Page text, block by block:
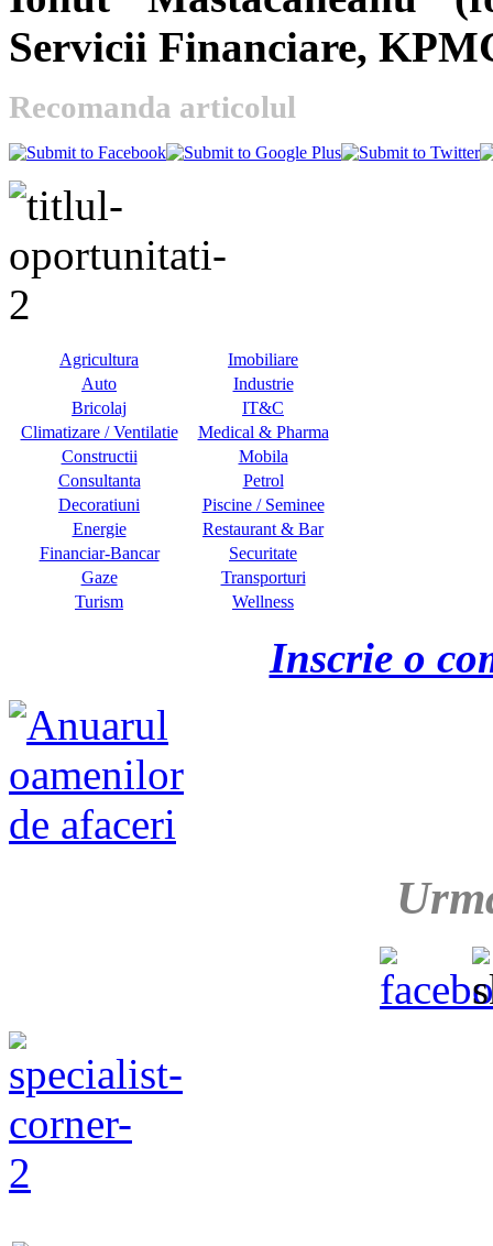
Servicii Financiare,
Recomanda articolul
Agricultura
Imobiliare
Auto
Industrie
Bricolaj
IT&C
Climatizare / Ventilatie
Medical & Pharma
Constructii
Mobila
Consultanta
Petrol
Decoratiuni
Piscine / Seminee
Energie
Restaurant & Bar
Financiar-Bancar
Securitate
Gaze
Transporturi
Turism
Wellness
Inscrie o